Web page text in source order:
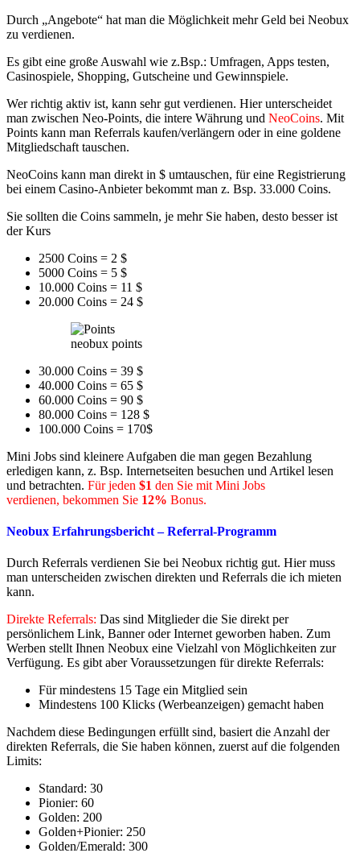
Durch „Angebote“ hat man die Möglichkeit mehr Geld bei Neobux
zu verdienen.
Es gibt eine große Auswahl wie z.Bsp.: Umfragen, Apps testen,
Casinospiele, Shopping, Gutscheine und Gewinnspiele.
Wer richtig aktiv ist, kann sehr gut verdienen. Hier unterscheidet
man zwischen Neo-Points, die intere Währung und NeoCoins. Mit
Points kann man Referrals kaufen/verlängern oder in eine goldene
Mitgliedschaft tauschen.
NeoCoins kann man direkt in $ umtauschen, für eine Registrierung
bei einem Casino-Anbieter bekommt man z. Bsp. 33.000 Coins.
Sie sollten die Coins sammeln, je mehr Sie haben, desto besser ist
der Kurs
2500 Coins = 2 $
5000 Coins = 5 $
10.000 Coins = 11 $
20.000 Coins = 24 $
neobux points
30.000 Coins = 39 $
40.000 Coins = 65 $
60.000 Coins = 90 $
80.000 Coins = 128 $
100.000 Coins = 170$
Mini Jobs sind kleinere Aufgaben die man gegen Bezahlung
erledigen kann, z. Bsp. Internetseiten besuchen und Artikel lesen
und betrachten. Für jeden $1 den Sie mit Mini Jobs
verdienen, bekommen Sie 12% Bonus.
Neobux Erfahrungsbericht – Referral-Programm
Durch Referrals verdienen Sie bei Neobux richtig gut. Hier muss
man unterscheiden zwischen direkten und Referrals die ich mieten
kann.
Direkte Referrals: Das sind Mitglieder die Sie direkt per
persönlichem Link, Banner oder Internet geworben haben. Zum
Werben stellt Ihnen Neobux eine Vielzahl von Möglichkeiten zur
Verfügung. Es gibt aber Voraussetzungen für direkte Referrals:
Für mindestens 15 Tage ein Mitglied sein
Mindestens 100 Klicks (Werbeanzeigen) gemacht haben
Nachdem diese Bedingungen erfüllt sind, basiert die Anzahl der
direkten Referrals, die Sie haben können, zuerst auf die folgenden
Limits:
Standard: 30
Pionier: 60
Golden: 200
Golden+Pionier: 250
Golden/Emerald: 300